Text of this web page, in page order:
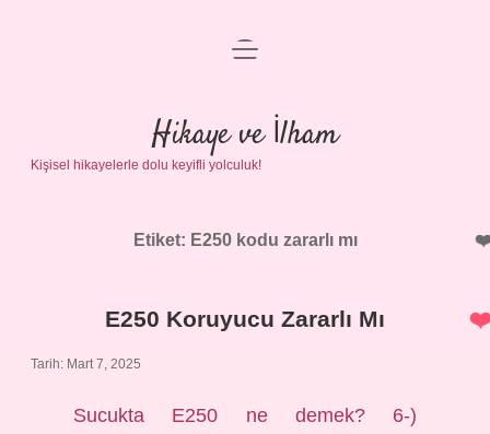
Anasayfa
Gizlilik Politikası
Yasal Uyarı
menüyü
Hikaye ve İlham
Kişisel hikayelerle dolu keyifli yolculuk!
Etiket: E250 kodu zararlı mı
E250 Koruyucu Zararlı Mı
Tarih: Mart 7, 2025
Sucukta E250 ne demek? 6-)